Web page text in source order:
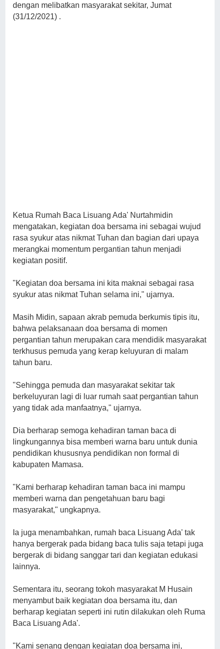
dengan melibatkan masyarakat sekitar, Jumat
(31/12/2021) .
Ketua Rumah Baca Lisuang Ada' Nurtahmidin
mengatakan, kegiatan doa bersama ini sebagai wujud
rasa syukur atas nikmat Tuhan dan bagian dari upaya
merangkai momentum pergantian tahun menjadi
kegiatan positif.
"Kegiatan doa bersama ini kita maknai sebagai rasa
syukur atas nikmat Tuhan selama ini," ujarnya.
Masih Midin, sapaan akrab pemuda berkumis tipis itu,
bahwa pelaksanaan doa bersama di momen
pergantian tahun merupakan cara mendidik masyarakat
terkhusus pemuda yang kerap keluyuran di malam
tahun baru.
"Sehingga pemuda dan masyarakat sekitar tak
berkeluyuran lagi di luar rumah saat pergantian tahun
yang tidak ada manfaatnya," ujarnya.
Dia berharap semoga kehadiran taman baca di
lingkungannya bisa memberi warna baru untuk dunia
pendidikan khususnya pendidikan non formal di
kabupaten Mamasa.
"Kami berharap kehadiran taman baca ini mampu
memberi warna dan pengetahuan baru bagi
masyarakat," ungkapnya.
Ia juga menambahkan, rumah baca Lisuang Ada' tak
hanya bergerak pada bidang baca tulis saja tetapi juga
bergerak di bidang sanggar tari dan kegiatan edukasi
lainnya.
Sementara itu, seorang tokoh masyarakat M Husain
menyambut baik kegiatan doa bersama itu, dan
berharap kegiatan seperti ini rutin dilakukan oleh Ruma
Baca Lisuang Ada'.
"Kami senang dengan kegiatan doa bersama ini,